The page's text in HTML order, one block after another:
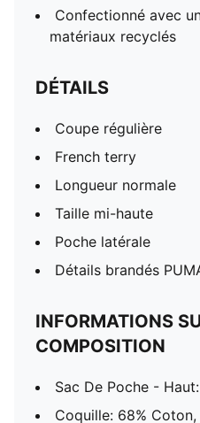
Confectionné avec
matériaux recyclés
DÉTAILS
Coupe régulière
French terry
Longueur normale
Taille mi-haute
Poche latérale
Détails brandés
INFORMATIONS
COMPOSITION
Sac De Poche -
Coquille: 68%